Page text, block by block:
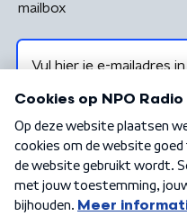
mailbox
Algemene voorwaarden